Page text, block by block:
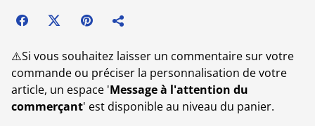
⚠️Si vous souhaitez laisser un commentaire sur votre
commande ou préciser la personnalisation de votre
article, un espace 'Message à l'attention du
commerçant' est disponible au niveau du panier.